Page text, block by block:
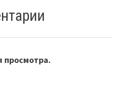
просмотра.